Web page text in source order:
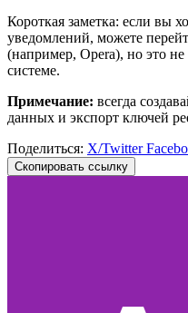
Короткая заметка: если вы
уведомлений, можете
(например, Opera), но это
системе.
Примечание: всегда
данных и экспорт ключей
Поделиться: X/Twitter
Скопировать ссылку